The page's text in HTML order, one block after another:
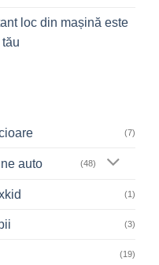
loc din mașină este
(7)
auto (48)
(1)
(3)
(19)